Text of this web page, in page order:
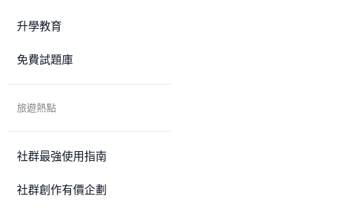
升學教育
免費試題庫
旅遊熱點
社群最強使用指南
社群創作有價企劃